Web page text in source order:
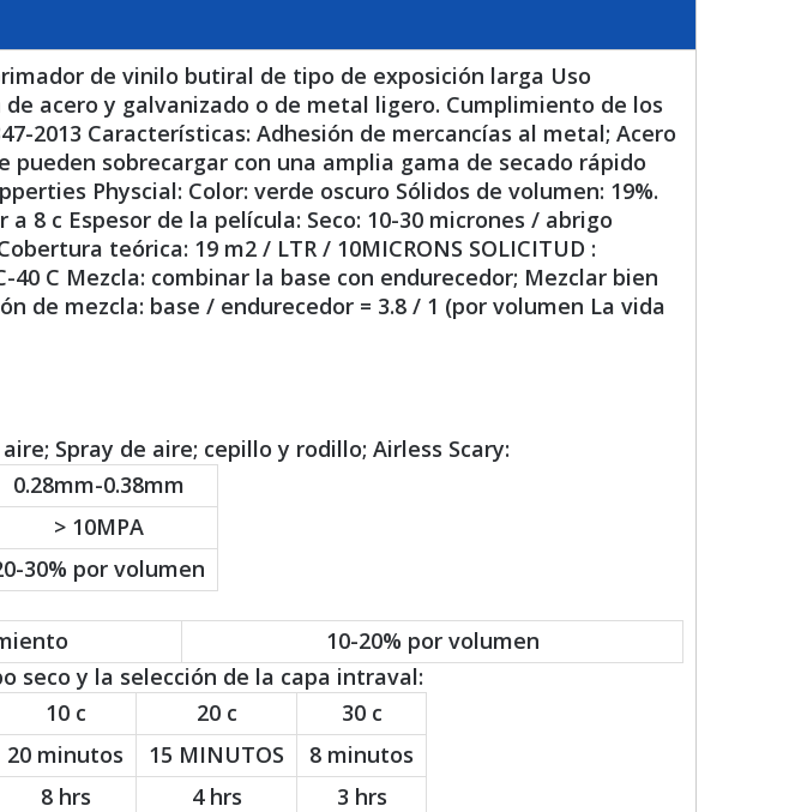
de vinilo butiral de tipo de exposición larga Uso
acero y galvanizado o de metal ligero. Cumplimiento de los
2013 Características: Adhesión de mercancías al metal; Acero
pueden sobrecargar con una amplia gama de secado rápido
Physcial: Color: verde oscuro Sólidos de volumen: 19%.
a 8 c Espesor de la película: Seco: 10-30 micrones / abrigo
teórica: 19 m2 / LTR / 10MICRONS SOLICITUD :
C Mezcla: combinar la base con endurecedor; Mezclar bien
de mezcla: base / endurecedor = 3.8 / 1 (por volumen La vida
Spray de aire; cepillo y rodillo; Airless Scary:
0.28mm-0.38mm
> 10MPA
30% por volumen
10-20% por volumen
seco y la selección de la capa intraval:
10 c 20 c
30 c
20 minutos 15 MINUTOS
8 minutos
8 hrs 4 hrs
3 hrs